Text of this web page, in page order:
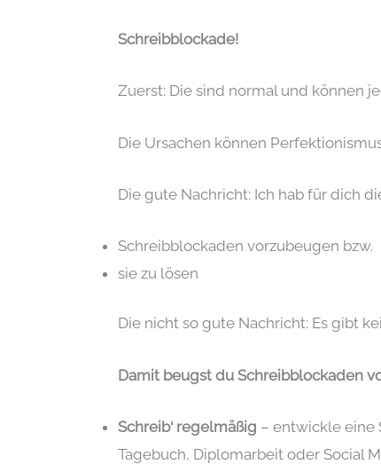
Schreibblockade!
Zuerst: Die sind normal und können
Die Ursachen können
Die gute Nachricht: Ich hab für dich
Schreibblockaden vorzubeugen bzw.
sie zu lösen
Die nicht so gute Nachricht: Es gibt
Damit beugst du Schreibblockaden
Schreib‘ regelmäßig – entwickle eine
Tagebuch, Diplomarbeit oder Social